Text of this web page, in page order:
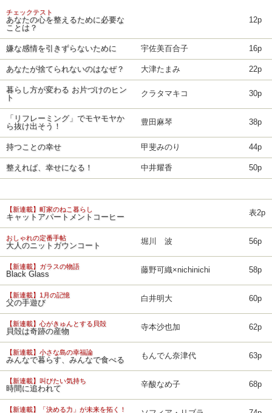
チェックテスト
あなたの心を整えるために必要な
ことは？
12p
嫌な感情を引きずらないために 宇佐美百合子 16p
あなたが捨てられないのはなぜ？ 大津たまみ 22p
暮らし方が変わる お片づけのヒン
ト
クラタマキコ 30p
「リフレーミング」でモヤモヤか
ら抜け出そう！
豊田麻琴 38p
持つことの幸せ 甲斐みのり 44p
整えれば、幸せになる！ 中井耀香 50p
【新連載】町家のねこ暮らし
キャットアパートメントコーヒー 表2p
おしゃれの定番手帖
大人のニットガウンコート 堀川 波 56p
【新連載】ガラスの物語
Black Glass 藤野可織×nichinichi 58p
【新連載】1月の記憶
父の手遊び 白井明大 60p
【新連載】心がきゅんとする貝殻
貝殻は奇跡の産物 寺本沙也加 62p
【新連載】小さな島の幸福論
みんなで暮らす、みんなで食べる もんでん奈津代 63p
【新連載】叫びたい気持ち
時間に追われて 辛酸なめ子 68p
【新連載】「決める力」が未来を拓く！